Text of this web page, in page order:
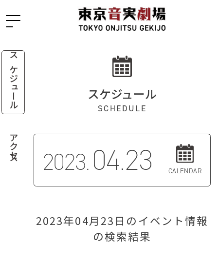
スケジュール
アクセス
スケジュール
SCHEDULE
2023.04.23 CALENDAR
2023年04月23日のイベント情報
の検索結果